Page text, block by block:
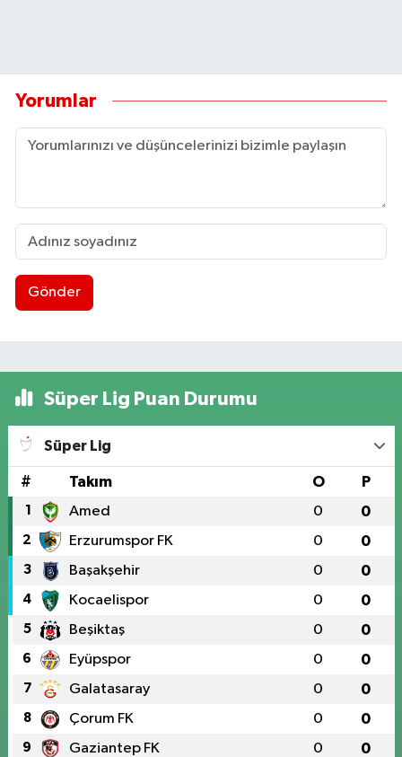
Yorumlar
Gönder
Süper Lig Puan Durumu
Süper Lig
# Takım O P
1 Amed 0 0
2 Erzurumspor FK 0 0
3 Başakşehir 0 0
4 Kocaelispor 0 0
5 Beşiktaş 0 0
6 Eyüpspor 0 0
7 Galatasaray 0 0
8 Çorum FK 0 0
9 Gaziantep FK 0 0